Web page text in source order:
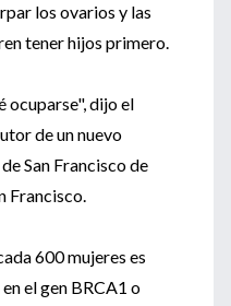
los ovarios y las
tener hijos primero.
ocuparse", dijo el
de un nuevo
San Francisco de
Francisco.
600 mujeres es
el gen BRCA1 o